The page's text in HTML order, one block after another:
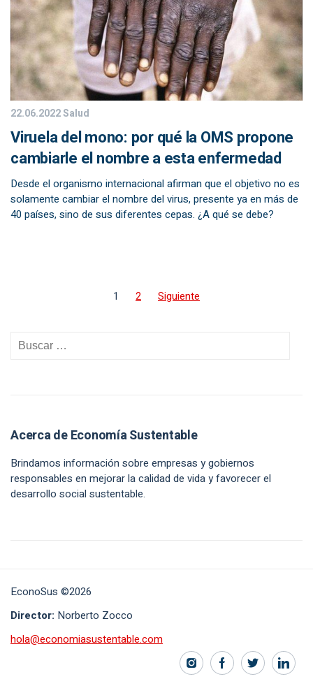
22.06.2022Salud
Viruela del mono: por qué la OMS propone
cambiarle el nombre a esta enfermedad
Desde el organismo internacional afirman que el objetivo no es
solamente cambiar el nombre del virus, presente ya en más de
40 países, sino de sus diferentes cepas. ¿A qué se debe?
1 2 Siguiente
Acerca de Economía Sustentable
Brindamos información sobre empresas y gobiernos
responsables en mejorar la calidad de vida y favorecer el
desarrollo social sustentable.
EconoSus ©2026
Director: Norberto Zocco
hola@economiasustentable.com